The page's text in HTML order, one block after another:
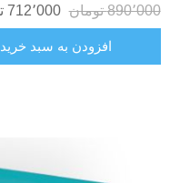
890٬000 تومان 712٬000 تومان
افزودن به سبد خرید